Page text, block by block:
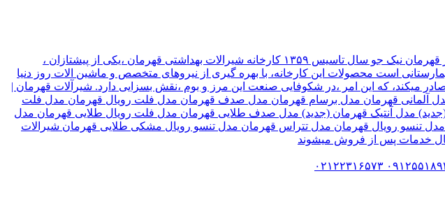
شیرآلات قهرمان نوع سازمان شرکت موقعیت تهران, تهران نام مدیر قهرمان نیک جو سال تاسیس ۱۳۵۹ کارخانه شیرالات بهداشتی قهرمان ،یکی از پیشتازان ،
است محصولات این کارخانه، با بهره گیری از نیروهای متخصص و ماشین الات روز دنیا
زیادی از تولیدات خود را به بیش از ۳۰ کشور جهان صادر میکند، که این امر ،در شکوفایی صنعت این مرز و بوم ،نقش بسزایی دارد. شیرآلات قهرمان |
مدل آلمانی قهرمان مدل برسام قهرمان مدل صدف قهرمان مدل فلت رویال قهرمان مدل فلت
مدل آنتیک قهرمان (جدید) مدل صدف طلایی قهرمان مدل فلت رویال طلایی قهرمان مدل
تنسو رویال قهرمان مدل تتراس قهرمان مدل تنسو رویال مشکی طلایی قهرمان شیرالات